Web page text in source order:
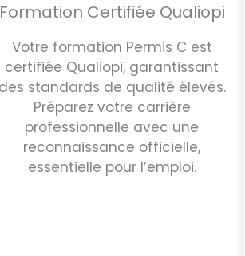
Formation Certifiée Qualiopi
Votre formation Permis C est
certifiée Qualiopi, garantissant
des standards de qualité élevés.
Préparez votre carrière
professionnelle avec une
reconnaissance officielle,
essentielle pour l’emploi.